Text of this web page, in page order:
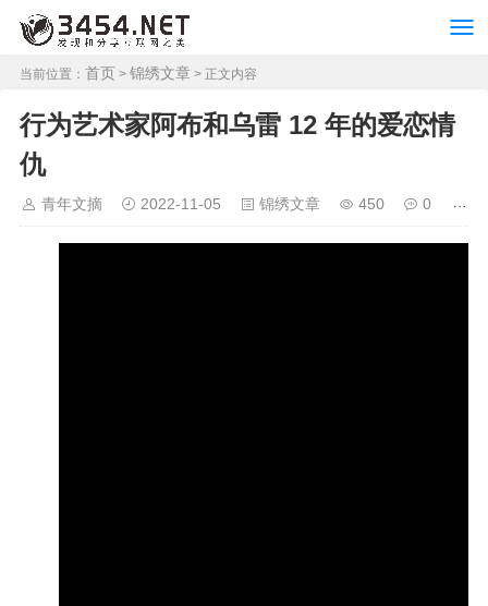
当前位置： 首页 > 锦绣文章 > 正文内容
行为艺术家阿布和乌雷 12 年的爱恋情
仇
青年文摘 2022-11-05 锦绣文章 450 0